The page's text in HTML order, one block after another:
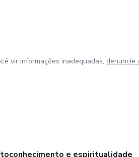
vir informações inadequadas, denuncie
e espiritualidade